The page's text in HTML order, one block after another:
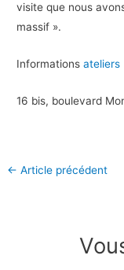
visite que nous
massif ».
Informationsateliers
16 bis, boulevard
← Article précédent